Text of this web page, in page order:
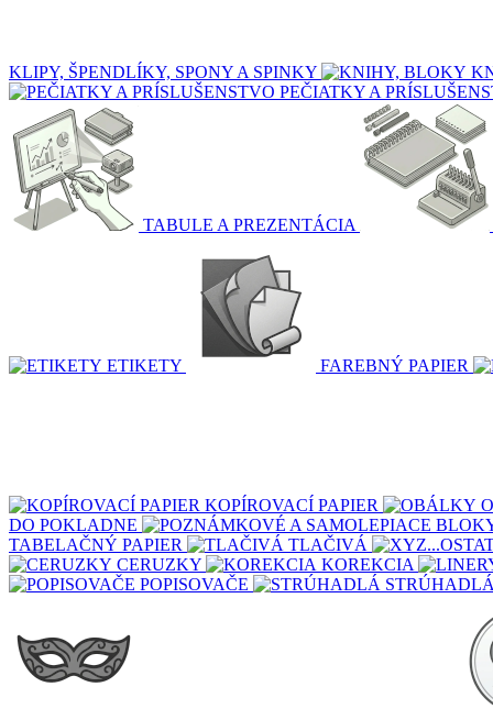
KLIPY, ŠPENDLÍKY, SPONY A SPINKY
PEČIATKY A
TABULE A PREZENTÁCIA
ETIKETY FAREBNÝ PAPIER
KOPÍROVACÍ PAPIER
DO POKLADNE
TABELAČNÝ PAPIER
TLAČIVÁ
CERUZKY
KOREKCIA
POPISOVAČE